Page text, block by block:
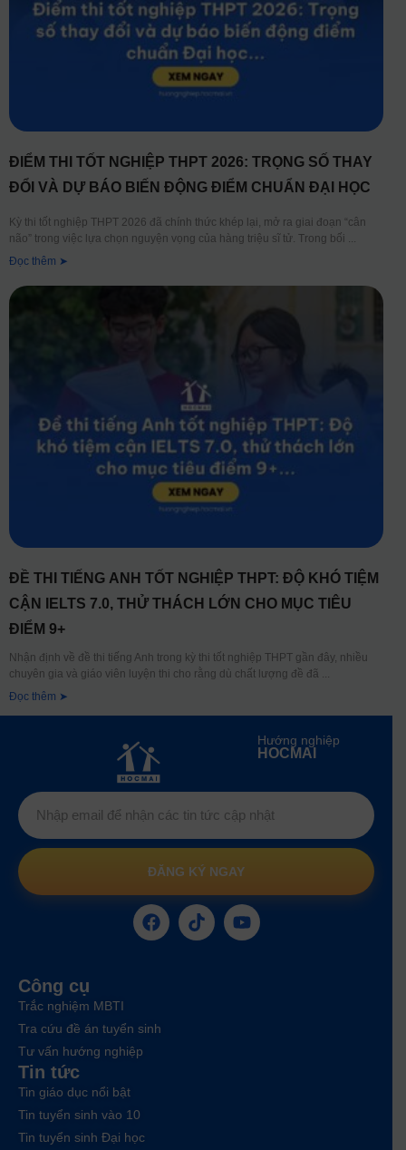
ĐIỂM THI TỐT NGHIỆP THPT 2026: TRỌNG SỐ THAY
ĐỔI VÀ DỰ BÁO BIẾN ĐỘNG ĐIỂM CHUẨN ĐẠI HỌC
Kỳ thi tốt nghiệp THPT 2026 đã chính thức khép lại, mở ra giai đoạn “cân
não” trong việc lựa chọn nguyện vọng của hàng triệu sĩ tử. Trong bối
Đọc thêm ➤
ĐỀ THI TIẾNG ANH TỐT NGHIỆP THPT: ĐỘ KHÓ TIỆM
CẬN IELTS 7.0, THỬ THÁCH LỚN CHO MỤC TIÊU
ĐIỂM 9+
Nhận định về đề thi tiếng Anh trong kỳ thi tốt nghiệp THPT gần đây, nhiều
chuyên gia và giáo viên luyện thi cho rằng dù chất lượng đề đã
Đọc thêm ➤
Hướng nghiệp
HOCMAI
ĐĂNG KÝ NGAY
Công cụ
Trắc nghiệm MBTI
Tra cứu đề án tuyển sinh
Tư vấn hướng nghiệp
Tin tức
Tin giáo dục nổi bật
Tin tuyển sinh vào 10
Tin tuyển sinh Đại học